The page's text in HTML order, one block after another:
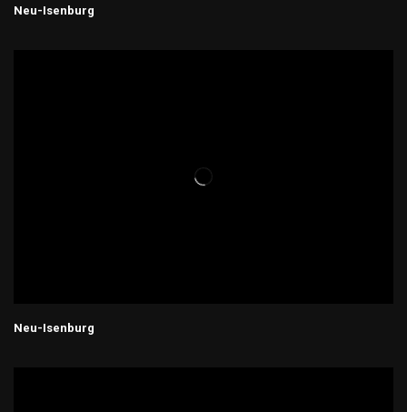
Neu-Isenburg
Neu-Isenburg